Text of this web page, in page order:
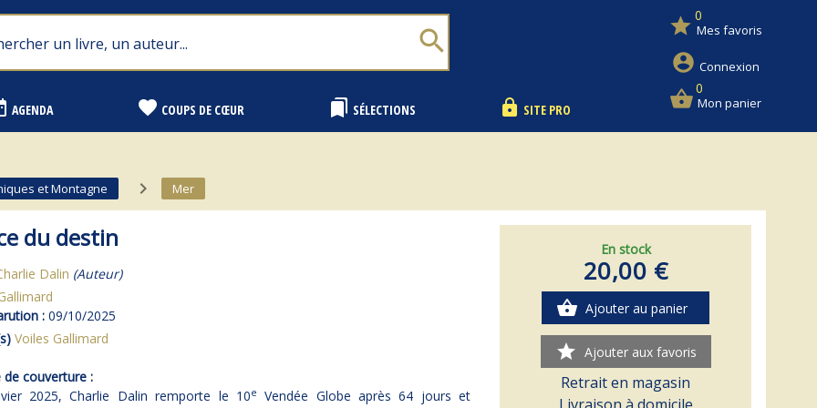
search
AGENDA favorite COUPS DE CŒUR bookmarks SÉLECTIONS lock SITE PRO
star 0
Mes favoris
account_circle Connexion
shopping_basket0
Mon panier
et Montagne navigate_next Mer
du destin
Dalin (Auteur)
: 09/10/2025
Voiles Gallimard
couverture :
2025, Charlie Dalin remporte le 10e
Vendée Globe après 64 jours et
En stock
20,00 €
shopping_basket Ajouter au panier
star Ajouter aux favoris
Retrait en magasin